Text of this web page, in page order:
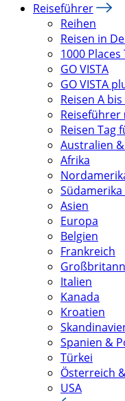
Reiseführer
Reihen
Reisen in
1000
GO VISTA
GO VISTA
Reisen A bis
Reiseführer
Reisen Tag
Australien
Afrika
Asien
Europa
Belgien
Frankreich
Italien
Kanada
Kroatien
Spanien &
Türkei
Österreich
USA